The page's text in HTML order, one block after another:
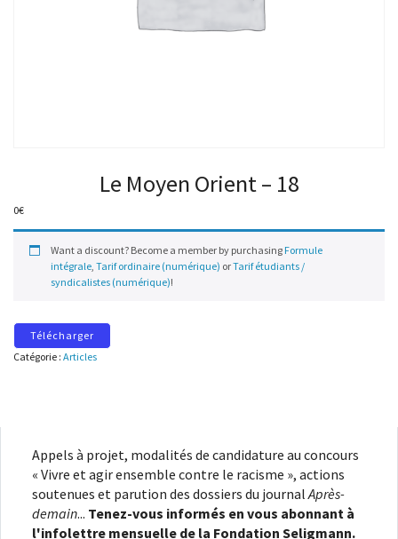
Le Moyen Orient – 18
0€
Want a discount? Become a member by purchasing Formule
intégrale, Tarif ordinaire (numérique) orTarif étudiants /
syndicalistes (numérique)!
Télécharger
Catégorie : Articles
Appels à projet, modalités de candidature au concours
« Vivre et agir ensemble contre le racisme », actions
soutenues et parution des dossiers du journal Après-
demain... Tenez-vous informés en vous abonnant à
l'infolettre mensuelle de la Fondation Seligmann.